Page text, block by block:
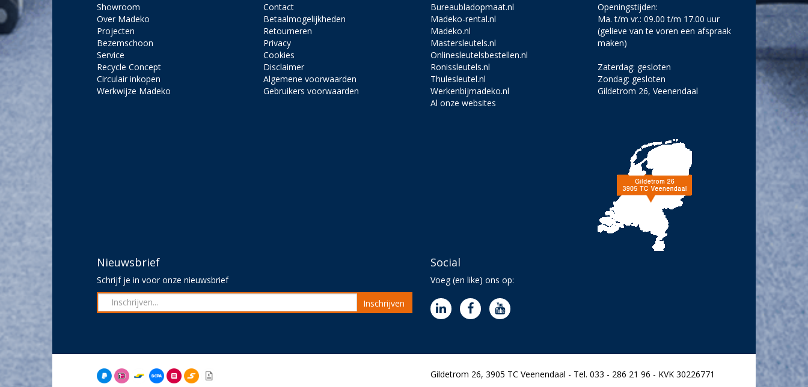
Showroom
Over Madeko
Projecten
Bezemschoon
Service
Recycle Concept
Circulair inkopen
Werkwijze Madeko
Contact
Betaalmogelijkheden
Retourneren
Privacy
Cookies
Disclaimer
Algemene voorwaarden
Gebruikers voorwaarden
Bureaubladopmaat.nl
Madeko-rental.nl
Madeko.nl
Mastersleutels.nl
Onlinesleutelsbestellen.nl
Ronissleutels.nl
Thulesleutel.nl
Werkenbijmadeko.nl
Al onze websites
Openingstijden:
Ma. t/m vr.: 09.00 t/m 17.00 uur
(gelieve van te voren een afspraak
maken)
Zaterdag: gesloten
Zondag: gesloten
Gildetrom 26, Veenendaal
Nieuwsbrief
Schrijf je in voor onze nieuwsbrief
Inschrijven
Social
Voeg (en like) ons op:
Gildetrom 26, 3905 TC Veenendaal - Tel. 033 - 286 21 96 - KVK 30226771